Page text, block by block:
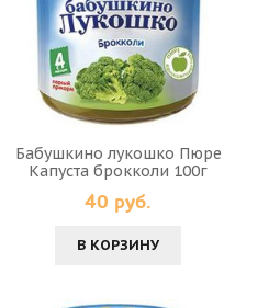
Бабушкино лукошко Пюре
Капуста брокколи 100г
40 руб.
В КОРЗИНУ